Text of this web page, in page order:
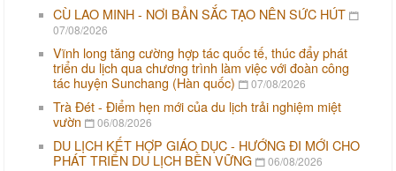
CÙ LAO MINH - NƠI BẢN SẮC TẠO NÊN SỨC HÚT
07/08/2026
Vĩnh long tăng cường hợp tác quốc tế, thúc đẩy phát
triển du lịch qua chương trình làm việc với đoàn công
tác huyện Sunchang (Hàn quốc)
07/08/2026
Trà Đét - Điểm hẹn mới của du lịch trải nghiệm miệt
vườn
06/08/2026
DU LỊCH KẾT HỢP GIÁO DỤC - HƯỚNG ĐI MỚI CHO
PHÁT TRIỂN DU LỊCH BỀN VỮNG
06/08/2026